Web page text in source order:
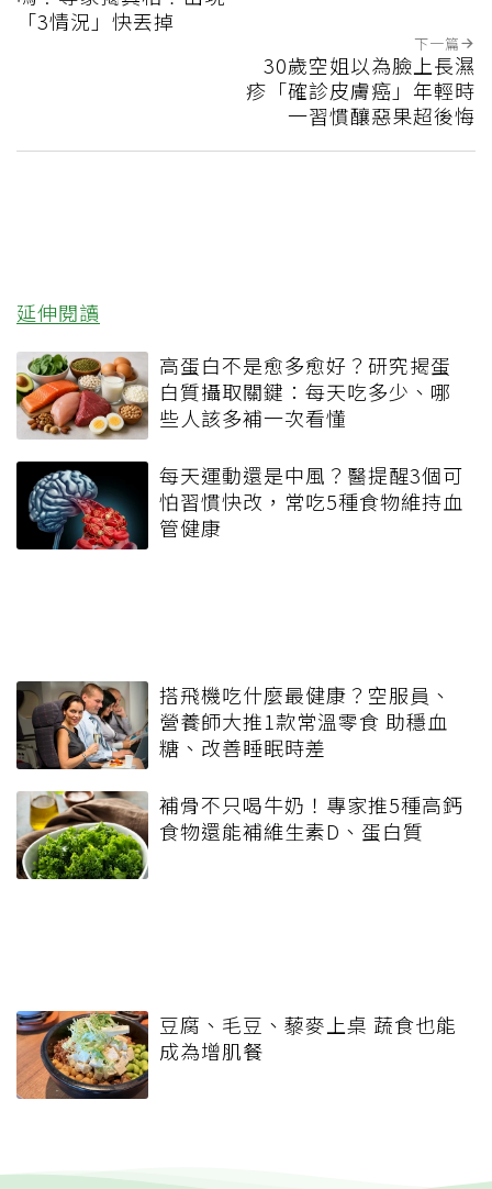
「3情況」快丟掉
下一篇
30歲空姐以為臉上長濕
疹「確診皮膚癌」年輕時
一習慣釀惡果超後悔
延伸閱讀
高蛋白不是愈多愈好？研究揭蛋
白質攝取關鍵：每天吃多少、哪
些人該多補一次看懂
每天運動還是中風？醫提醒3個可
怕習慣快改，常吃5種食物維持血
管健康
搭飛機吃什麼最健康？空服員、
營養師大推1款常溫零食 助穩血
糖、改善睡眠時差
補骨不只喝牛奶！專家推5種高鈣
食物還能補維生素D、蛋白質
豆腐、毛豆、藜麥上桌 蔬食也能
成為增肌餐